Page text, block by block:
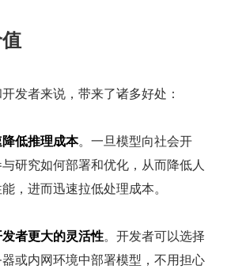
发者来说，带来了诸多好处：
低推理成本。一旦模型向社会开
研究如何部署和优化，从而降低人
，进而迅速拉低处理成本。
者更大的灵活性。开发者可以选择
或内网环境中部署模型，不用担心